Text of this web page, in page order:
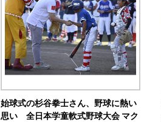
始球式の杉谷拳士さん、野球に熱い
思い 全日本学童軟式野球大会 マク